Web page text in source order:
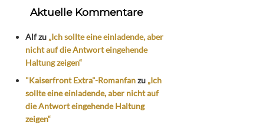
Aktuelle Kommentare
Alfzu „Ich sollte eine einladende, aber
nicht auf die Antwort eingehende
Haltung zeigen“
"Kaiserfront Extra"-Romanfanzu „Ich
sollte eine einladende, aber nicht auf
die Antwort eingehende Haltung
zeigen“